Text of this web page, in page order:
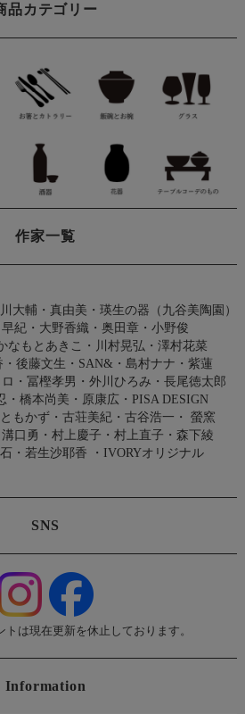
品カテゴリー
作家一覧
大輔・真由美 ・ 瑛生の器（九谷美陶園）
紀 ・ 大野香織 ・ 奥田章 ・ 小野俊
なもとあきこ ・ 川村晃弘 ・ 澤村花菜
・ 後藤文生 ・ SAN&・ 島村ナナ ・ 紫蓮
・ 冨樫孝男 ・ 外川ひろみ ・ 長尾徳太郎
・ 橋本尚美 ・ 原康広 ・ PISA DESIGN
もかず ・ 古荘美紀 ・ 古谷浩一 ・
螢窯
溝口勇 ・ 村上慶子 ・ 村上直子 ・ 森下綾
・ 若生沙耶香 ・ IVORYオリジナル
SNS
は現在更新を休止しております。
Information